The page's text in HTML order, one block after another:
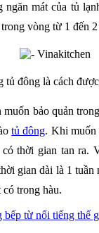
ngăn mát của tủ
vòng từ 1 đến 2
tủ đông là cách
muốn bảo quản
tủ đông. Khi muốn
thời gian tan ra.
gian dài là 1 tuần
trong hàu.
bếp từ nổi tiếng thế